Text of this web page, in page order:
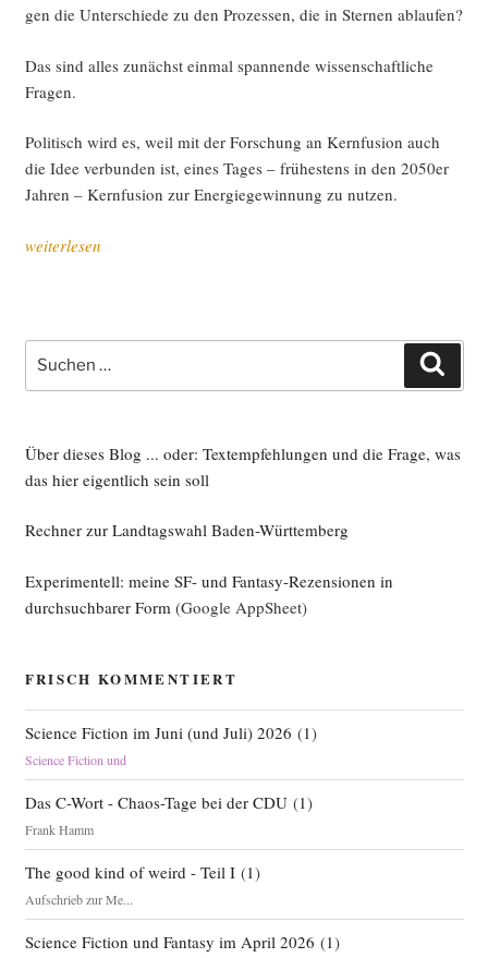
gen die Unter­schie­de zu den Pro­zes­sen, die in Ster­nen ablaufen?
Das sind alles zunächst ein­mal span­nen­de wis­sen­schaft­li­che
Fragen.
Poli­tisch wird es, weil mit der For­schung an Kern­fu­si­on auch
die Idee ver­bun­den ist, eines Tages – frü­hes­tens in den 2050er
Jah­ren – Kern­fu­si­on zur Ener­gie­ge­win­nung zu nutzen.
„Pho­
week:
Wen­
7x
–
…
eine
län­
Erör­
te­
rung
zur
Kern­
si­
ons­
for­
schung“
weiterlesen
Suche
nach:
Über dieses Blog ... oder: Textempfehlungen und die Frage, was
das hier eigentlich sein soll
Rechner zur Landtagswahl Baden-Württemberg
Experimentell: meine SF- und Fantasy-Rezensionen in
durchsuchbarer Form (Google AppSheet)
FRISCH KOMMENTIERT
Science Fiction im Juni (und Juli) 2026 (1)
Science Fiction und
Das C-Wort - Chaos-Tage bei der CDU(1)
Frank Hamm
The good kind of weird - Teil I(1)
Aufschrieb zur Me...
Science Fiction und Fantasy im April 2026 (1)